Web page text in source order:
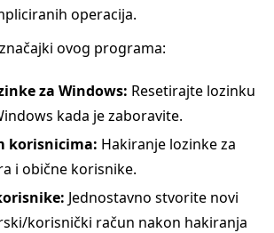
operacija.
ovog programa:
za Windows: Resetirajte lozinku
kada je zaboravite.
korisnicima: Hakiranje lozinke za
i obične korisnike.
Jednostavno stvorite novi
korisnički račun nakon hakiranja